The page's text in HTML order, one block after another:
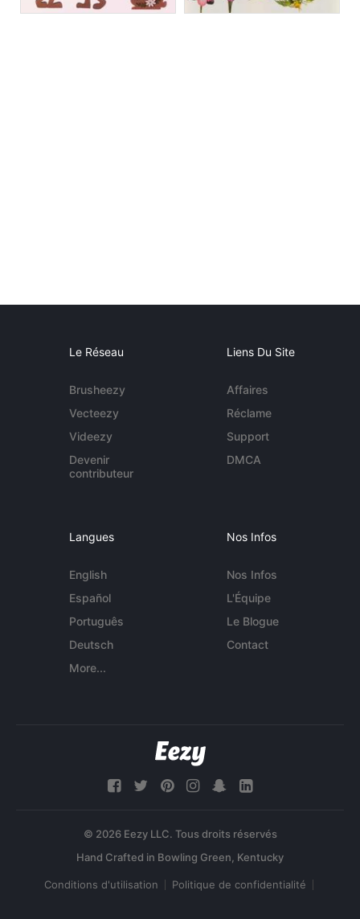
Le Réseau
Brusheezy
Vecteezy
Videezy
Devenir
contributeur
Liens Du Site
Affaires
Réclame
Support
DMCA
Langues
English
Español
Português
Deutsch
More...
Nos Infos
Nos Infos
L'Équipe
Le Blogue
Contact
© 2026 Eezy LLC. Tous droits réservés
Conditions d'utilisation Politique de confidentialité